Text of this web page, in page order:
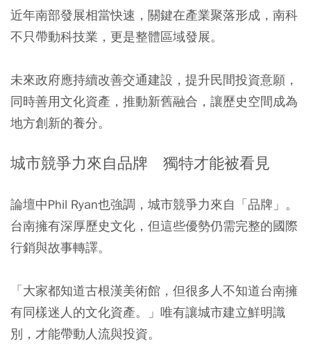
近年南部發展相當快速，關鍵在產業聚落形成，南科
不只帶動科技業，更是整體區域發展。
未來政府應持續改善交通建設，提升民間投資意願，
同時善用文化資產，推動新舊融合，讓歷史空間成為
地方創新的養分。
城市競爭力來自品牌 獨特才能被看見
論壇中Phil Ryan也強調，城市競爭力來自「品牌」。
台南擁有深厚歷史文化，但這些優勢仍需完整的國際
行銷與故事轉譯。
「大家都知道古根漢美術館，但很多人不知道台南擁
有同樣迷人的文化資產。」唯有讓城市建立鮮明識
別，才能帶動人流與投資。